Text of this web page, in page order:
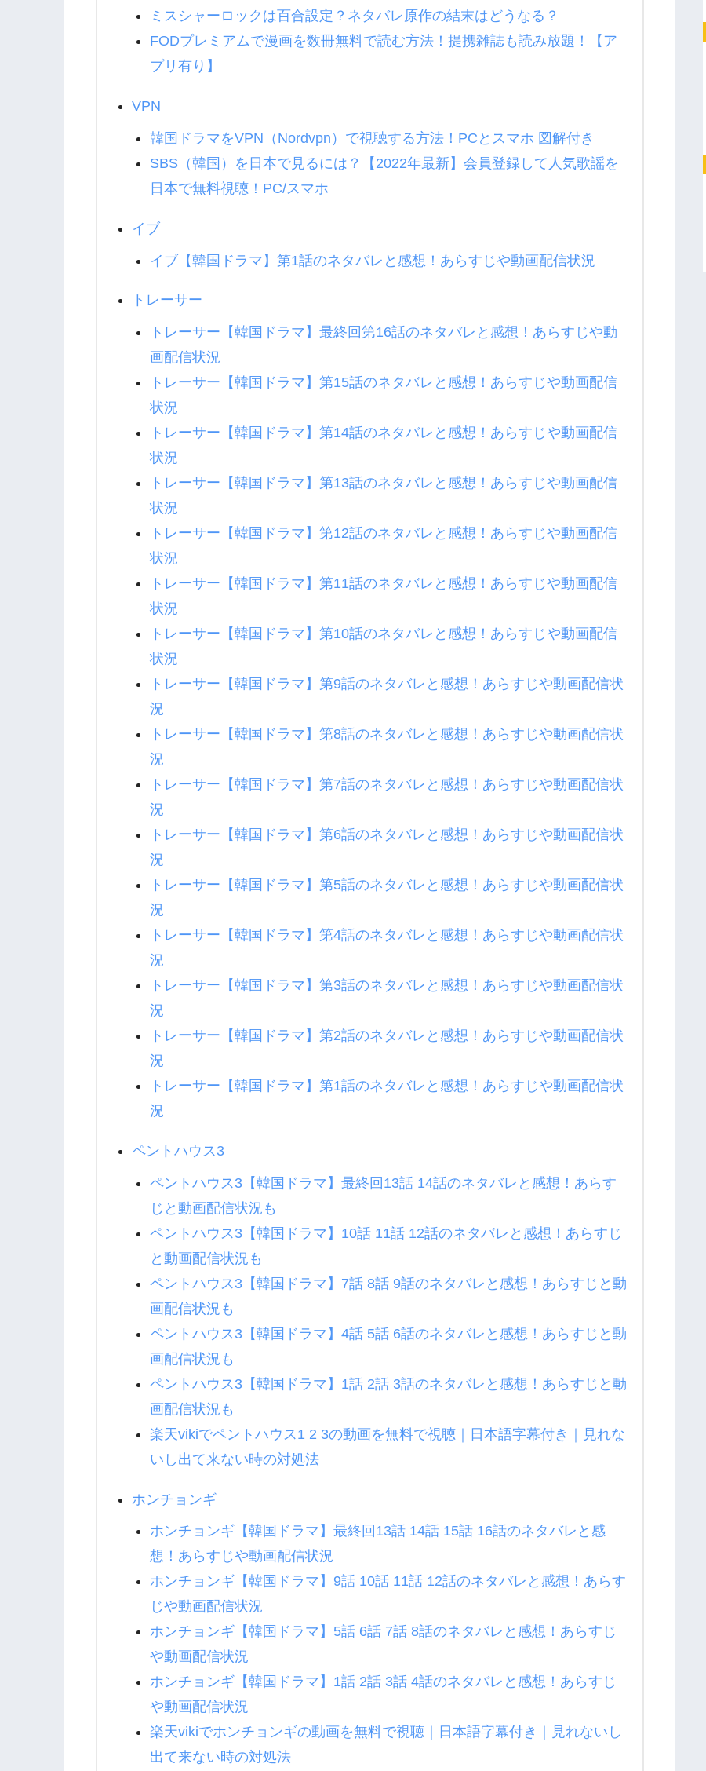
ミスシャーロックは百合設定？ネタバレ原作の結末はどうなる？
FODプレミアムで漫画を数冊無料で読む方法！提携雑誌も読み放題！【ア
プリ有り】
VPN
韓国ドラマをVPN（Nordvpn）で視聴する方法！PCとスマホ 図解付き
SBS（韓国）を日本で見るには？【2022年最新】会員登録して人気歌謡を
日本で無料視聴！PC/スマホ
イブ
イブ【韓国ドラマ】第1話のネタバレと感想！あらすじや動画配信状況
トレーサー
トレーサー【韓国ドラマ】最終回第16話のネタバレと感想！あらすじや動
画配信状況
トレーサー【韓国ドラマ】第15話のネタバレと感想！あらすじや動画配信
状況
トレーサー【韓国ドラマ】第14話のネタバレと感想！あらすじや動画配信
状況
トレーサー【韓国ドラマ】第13話のネタバレと感想！あらすじや動画配信
状況
トレーサー【韓国ドラマ】第12話のネタバレと感想！あらすじや動画配信
状況
トレーサー【韓国ドラマ】第11話のネタバレと感想！あらすじや動画配信
状況
トレーサー【韓国ドラマ】第10話のネタバレと感想！あらすじや動画配信
状況
トレーサー【韓国ドラマ】第9話のネタバレと感想！あらすじや動画配信状
況
トレーサー【韓国ドラマ】第8話のネタバレと感想！あらすじや動画配信状
況
トレーサー【韓国ドラマ】第7話のネタバレと感想！あらすじや動画配信状
況
トレーサー【韓国ドラマ】第6話のネタバレと感想！あらすじや動画配信状
況
トレーサー【韓国ドラマ】第5話のネタバレと感想！あらすじや動画配信状
況
トレーサー【韓国ドラマ】第4話のネタバレと感想！あらすじや動画配信状
況
トレーサー【韓国ドラマ】第3話のネタバレと感想！あらすじや動画配信状
況
トレーサー【韓国ドラマ】第2話のネタバレと感想！あらすじや動画配信状
況
トレーサー【韓国ドラマ】第1話のネタバレと感想！あらすじや動画配信状
況
ペントハウス3
ペントハウス3【韓国ドラマ】最終回13話 14話のネタバレと感想！あらす
じと動画配信状況も
ペントハウス3【韓国ドラマ】10話 11話 12話のネタバレと感想！あらすじ
と動画配信状況も
ペントハウス3【韓国ドラマ】7話 8話 9話のネタバレと感想！あらすじと動
画配信状況も
ペントハウス3【韓国ドラマ】4話 5話 6話のネタバレと感想！あらすじと動
画配信状況も
ペントハウス3【韓国ドラマ】1話 2話 3話のネタバレと感想！あらすじと動
画配信状況も
楽天vikiでペントハウス1 2 3の動画を無料で視聴｜日本語字幕付き｜見れな
いし出て来ない時の対処法
ホンチョンギ
ホンチョンギ【韓国ドラマ】最終回13話 14話 15話 16話のネタバレと感
想！あらすじや動画配信状況
ホンチョンギ【韓国ドラマ】9話 10話 11話 12話のネタバレと感想！あらす
じや動画配信状況
ホンチョンギ【韓国ドラマ】5話 6話 7話 8話のネタバレと感想！あらすじ
や動画配信状況
ホンチョンギ【韓国ドラマ】1話 2話 3話 4話のネタバレと感想！あらすじ
や動画配信状況
楽天vikiでホンチョンギの動画を無料で視聴｜日本語字幕付き｜見れないし
出て来ない時の対処法